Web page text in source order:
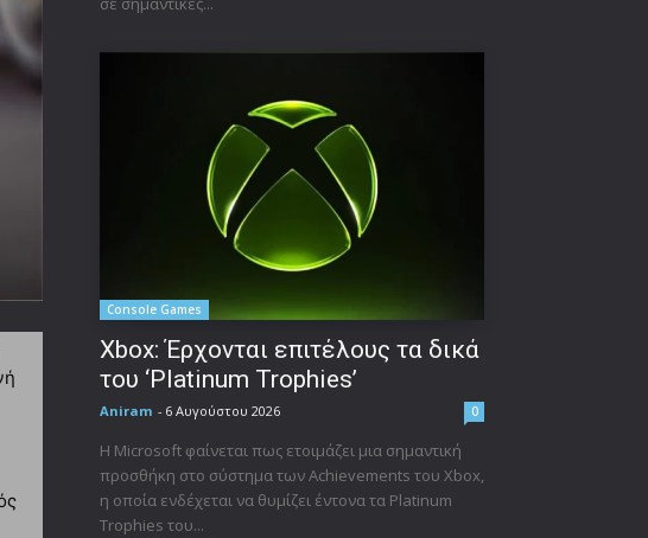
Console Games
Xbox: Έρχονται επιτέλους τα δικά
του ‘Platinum Trophies’
Aniram - 6 Αυγούστου 2026 0
Η Microsoft φαίνεται πως ετοιμάζει μια σημαντική
προσθήκη στο σύστημα των Achievements του Xbox,
η οποία ενδέχεται να θυμίζει έντονα τα Platinum
Trophies του...